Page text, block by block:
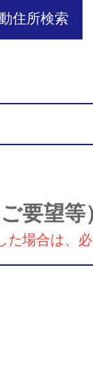
住所検索
要望等
場合は、必